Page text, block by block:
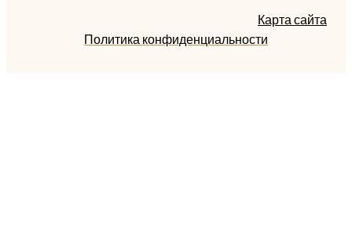
Карта сайта
Политика конфиденциальности